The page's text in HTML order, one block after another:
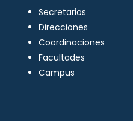
Secretarios
Direcciones
Coordinaciones
Facultades
Campus